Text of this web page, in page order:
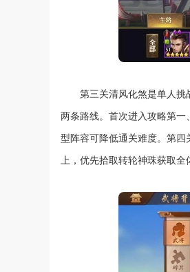
第三关清风化煞是单人
两条路线。首次进入攻略第
型阵容可降低通关难度。第
上，优先拾取转轮神珠获取